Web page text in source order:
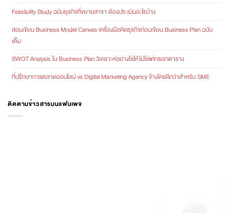
Feasibility Study ฉบับธุรกิจที่ขยายสาขา ต้องประเมินอะไรบ้าง
สอนเขียน Business Model Canvas เครื่องมือคิดธุรกิจก่อนเขียน Business Plan ฉบับ
เต็ม
SWOT Analysis ใน Business Plan วิเคราะห์อย่างไรให้ไม่ใช่แค่กรอกตาราง
ที่ปรึกษาการตลาดออนไลน์ vs Digital Marketing Agency จ้างใครดีกว่าสำหรับ SME
ติดตามข่าวสารบนแฟนเพจ